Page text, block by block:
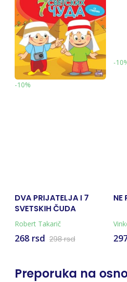
-10%
NE PRIČAJ U STROJU
Vinko Markovski
297 rsd 330 rsd
Preporuka na